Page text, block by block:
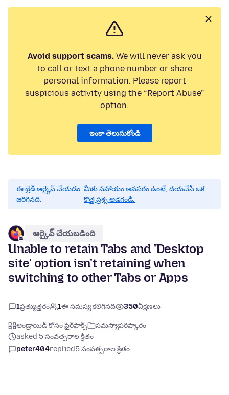
Avoid support scams.We will never ask you
to call or text a phone number or share
personal information. Please report
suspicious activity using the “Report Abuse”
option.
ఇంకా తెలుసుకోండి
ఈ థ్రెడ్ ఆర్కైవ్ చేయడం
జరిగినది.
మీకు సహాయం అవసరం ఉంటే, దయచేసి ఒక
కొత్త ప్రశ్న అడగండి.
ఆర్కైవ్ చేయబడింది
Unable to retain Tabs and 'Desktop
site' option isn't retaining when
switching to other Tabs or Apps
1ప్రత్యుత్తరం 1ఈ సమస్య కలిగినది 350వీక్షణలు
ఆండ్రాయిడ్ కోసం ఫైర్‌ఫాక్స్
సమస్యాపరిష్కారం
asked 5 సంవత్సరాల క్రితం
peter404replied5 సంవత్సరాల క్రితం